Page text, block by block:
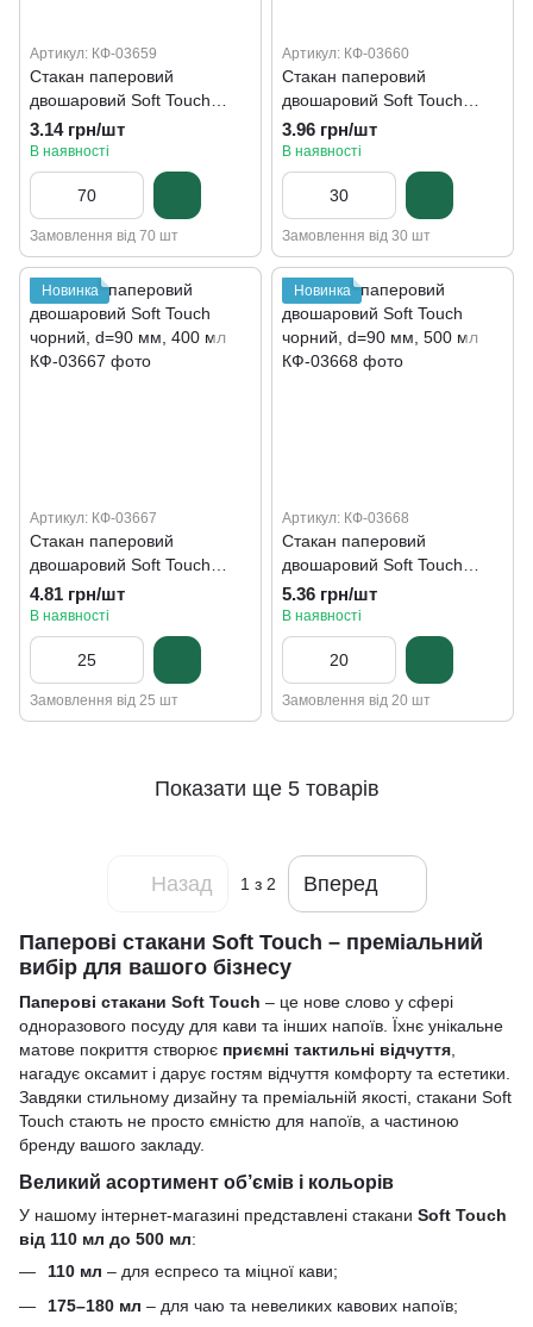
Артикул: КФ-03659
Стакан паперовий
двошаровий Soft Touch
чорний, d=70 мм, 180 мл
3.14 грн/шт
В наявності
Замовлення від 70 шт
Артикул: КФ-03660
Стакан паперовий
двошаровий Soft Touch
чорний, d=80 мм, 250 мл
євро
3.96 грн/шт
В наявності
Замовлення від 30 шт
Новинка
Артикул: КФ-03667
Стакан паперовий
двошаровий Soft Touch
чорний, d=90 мм, 400 мл
4.81 грн/шт
В наявності
Замовлення від 25 шт
Новинка
Артикул: КФ-03668
Стакан паперовий
двошаровий Soft Touch
чорний, d=90 мм, 500 мл
5.36 грн/шт
В наявності
Замовлення від 20 шт
Показати ще 5 товарів
Назад 1 з 2 Вперед
Паперові стакани Soft Touch – преміальний
вибір для вашого бізнесу
Паперові стакани Soft Touch – це нове слово у сфері
одноразового посуду для кави та інших напоїв. Їхнє унікальне
матове покриття створює приємні тактильні відчуття,
нагадує оксамит і дарує гостям відчуття комфорту та естетики.
Завдяки стильному дизайну та преміальній якості, стакани Soft
Touch стають не просто ємністю для напоїв, а частиною
бренду вашого закладу.
Великий асортимент об’ємів і кольорів
У нашому інтернет-магазині представлені стакани Soft Touch
від 110 мл до 500 мл:
110 мл – для еспресо та міцної кави;
175–180 мл – для чаю та невеликих кавових напоїв;